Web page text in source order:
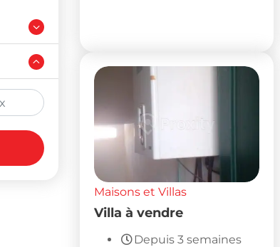
Maisons et Villas
Villa à vendre
Depuis 3 semaines